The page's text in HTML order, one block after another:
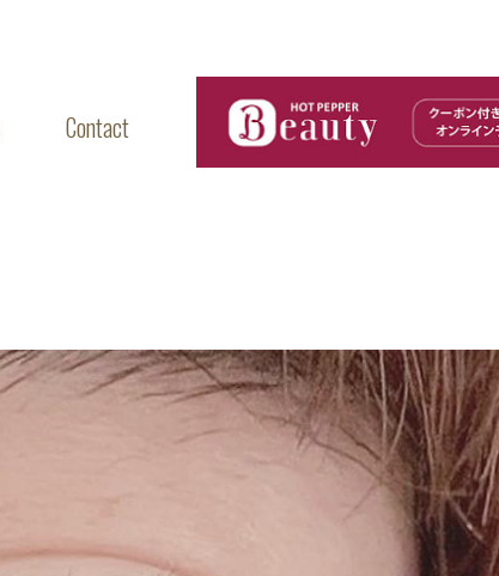
Contact